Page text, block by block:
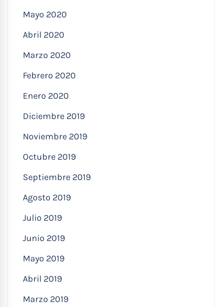
Mayo 2020
Abril 2020
Marzo 2020
Febrero 2020
Enero 2020
Diciembre 2019
Noviembre 2019
Octubre 2019
Septiembre 2019
Agosto 2019
Julio 2019
Junio 2019
Mayo 2019
Abril 2019
Marzo 2019